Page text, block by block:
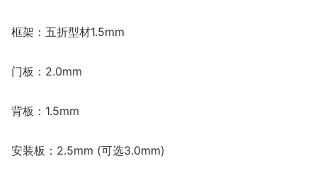
框架：五折型材1.5mm
门板：2.0mm
背板：1.5mm
安装板：2.5mm (可选3.0mm)